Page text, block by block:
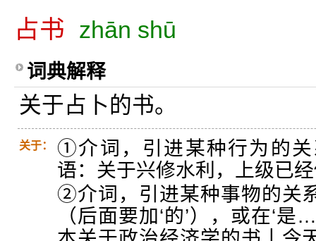
占书 zhān shū
词典解释
关于占卜的书。
关于：
①介词，引进某种行为的
语：关于兴修水利，上级已
②介词，引进某种事物的关
（后面要加‘的’），或在‘